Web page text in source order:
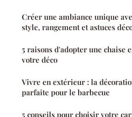
Créer une ambiance unique
style, rangement et astuces
5 raisons d'adopter une chaise
votre déco
Vivre en extérieur : la
parfaite pour le barbecue
5 conseils pour choisir votre